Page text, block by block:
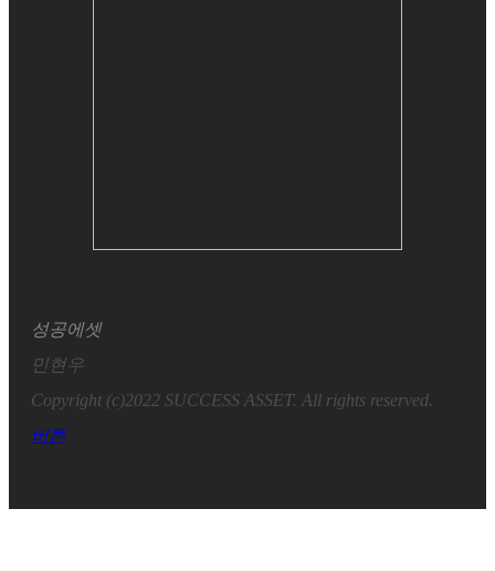
성공에셋
민현우
Copyright (c)2022 SUCCESS ASSET. All rights reserved.
버튼